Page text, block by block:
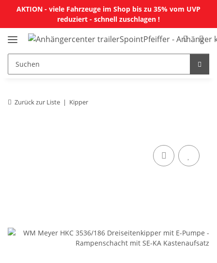
AKTION - viele Fahrzeuge im Shop bis zu 35% vom UVP
reduziert - schnell zuschlagen !
Zurück zur Liste Kipper